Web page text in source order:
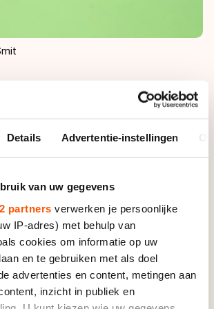
Details Advertentie-instellingen
van uw gegevens
partners verwerken je persoonlijke
IP-adres) met behulp van
cookies om informatie op uw
en te gebruiken met als doel
advertenties en content, metingen aan
inzicht in publiek en
er mogen acht rijders naar het
acht rijders naar het wegtoernooi
waarop een senior(e) zich kan
WK. De eerste is zoals genoemd
dat donderdag, vrijdag en zaterdag
verreden. Het tweede
is het NK Marathon voor senioren op
Daar komen we later op terug.
in Heerde heeft de
Inline-skaten (SCIS) twee
waaruit de beste rijders